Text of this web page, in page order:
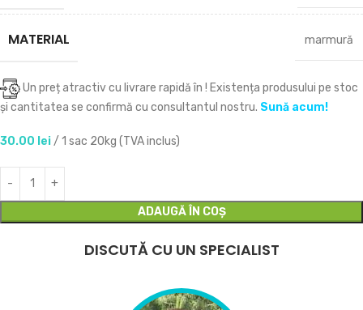
MATERIAL marmură
Un preț atractiv cu livrare rapidă în ! Existența produsului pe stoc
și cantitatea se confirmă cu consultantul nostru. Sună acum!
30.00 lei/ 1 sac 20kg (TVA inclus)
ADAUGĂ ÎN COȘ
DISCUTĂ CU UN SPECIALIST